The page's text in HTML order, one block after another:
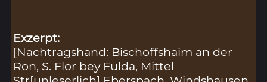
Exzerpt:
[Nachtragshand: Bischoffshaim an der
Rön, S. Flor bey Fulda, Mittel